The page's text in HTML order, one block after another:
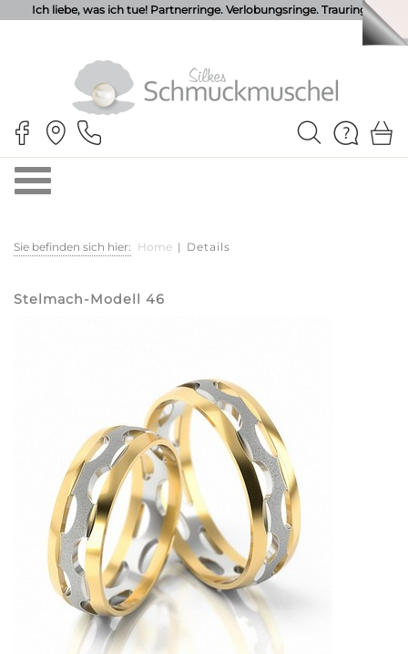
Ich liebe, was ich tue! Partnerringe. Verlobungsringe. Trauringe.
Sie befinden sich hier: Home | Details
Stelmach-Modell 46